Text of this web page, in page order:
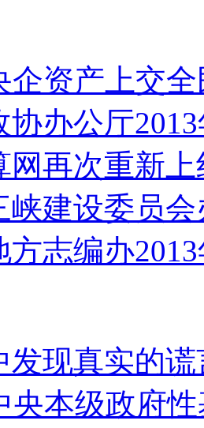
企资产上交
协办公厅
网再次重新
峡建设委员
方志编办
发现真实的
央本级政府